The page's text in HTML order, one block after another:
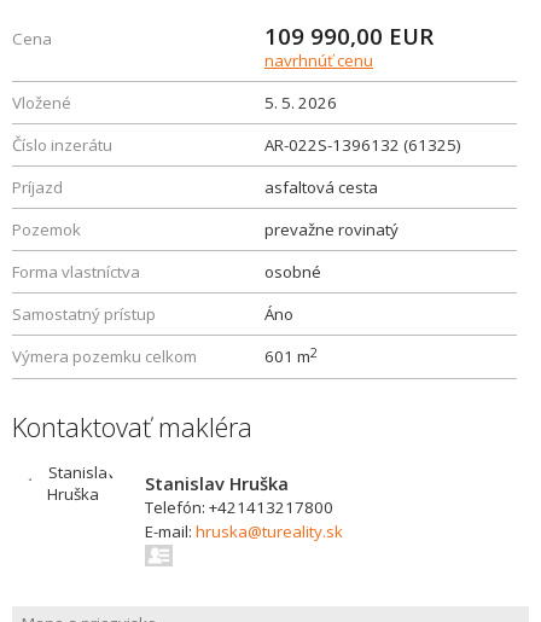
Cena 109 990,00 EUR
navrhnúť cenu
Vložené
5. 5. 2026
Číslo inzerátu
AR-022S-1396132 (61325)
Príjazd
asfaltová cesta
Pozemok
prevažne rovinatý
Forma vlastníctva
osobné
Samostatný prístup
Áno
Výmera pozemku celkom
601 m2
Kontaktovať makléra
Stanislav Hruška
Telefón: +421413217800
E-mail: hruska@tureality.sk